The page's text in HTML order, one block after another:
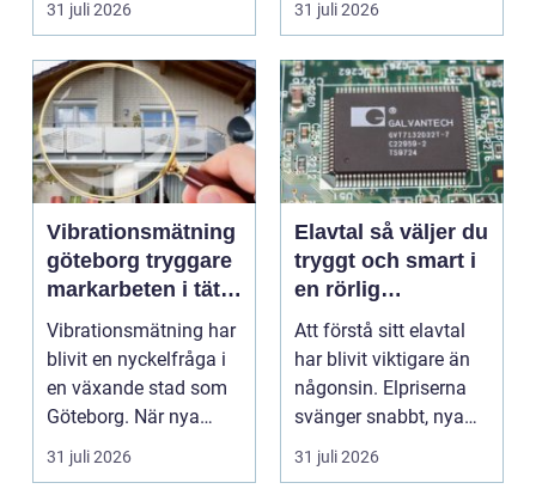
31 juli 2026
tänke...
31 juli 2026
Vibrationsmätning
göteborg tryggare
markarbeten i tät
stadsmiljö
Vibrationsmätning har
blivit en nyckelfråga i
en växande stad som
Göteborg. När nya
bostäder, broar,...
31 juli 2026
Elavtal så väljer du
tryggt och smart i
en rörlig
elmarknad
Att förstå sitt elavtal
har blivit viktigare än
någonsin. Elpriserna
svänger snabbt, nya
typer av av...
31 juli 2026